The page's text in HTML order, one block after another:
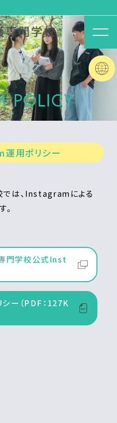
POLICY
用ポリシー
は、Instagramによる
。
門学校公式Inst
ー（PDF：127K